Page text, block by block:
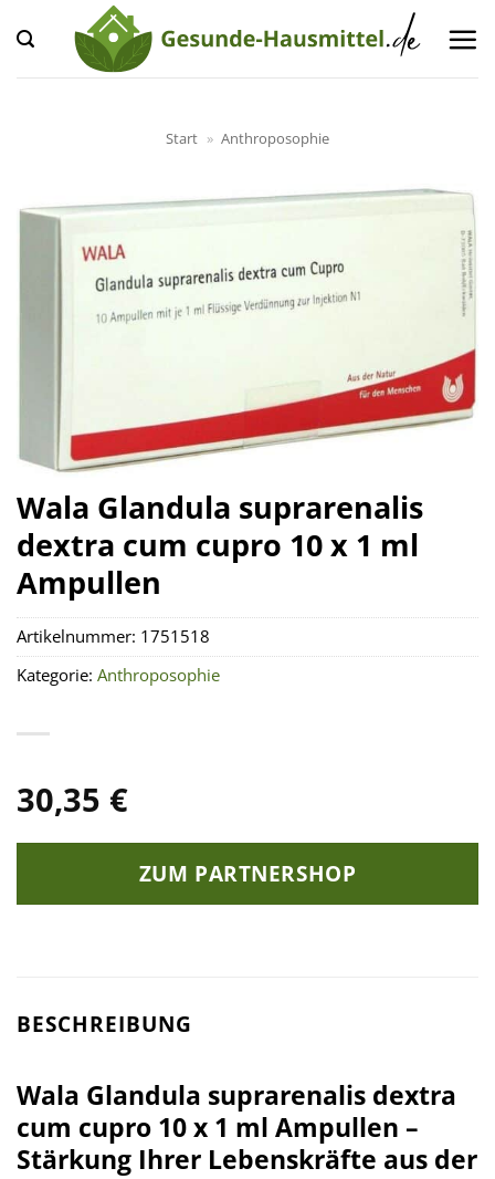
Inhalt
springen
Start » Anthroposophie
Wala Glandula suprarenalis
dextra cum cupro 10 x 1 ml
Ampullen
30,35 €
ZUM PARTNERSHOP
Artikelnummer: 1751518
Kategorie: Anthroposophie
BESCHREIBUNG
Wala Glandula suprarenalis dextra
cum cupro 10 x 1 ml Ampullen –
Stärkung Ihrer Lebenskräfte aus der